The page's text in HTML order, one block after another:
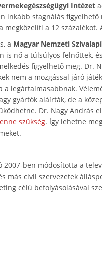
Intézet
inkább stagnálás figyelhető
megközelíti a 12
a Magyar Nemzeti
is nő a túlsúlyos felnőttek,
figyelhető meg. Dr.
nem a mozgással járó
legártalmasabbnak.
gyártók aláírták, de a
Dr. Nagy András
szükség. Így lehetne
2007-ben módosította a
más civil szervezetek
célú befolyásolásával